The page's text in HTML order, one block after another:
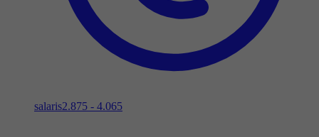
salaris2.875 - 4.065